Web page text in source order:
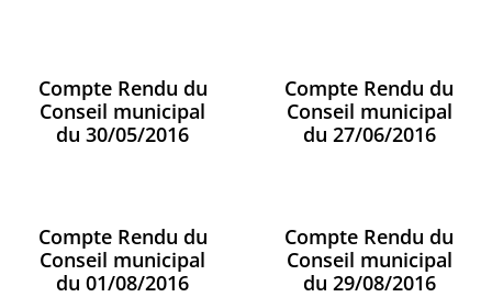
Compte Rendu du
Conseil municipal
du 30/05/2016
Compte Rendu du
Conseil municipal
du 27/06/2016
Compte Rendu du
Conseil municipal
du 01/08/2016
Compte Rendu du
Conseil municipal
du 29/08/2016